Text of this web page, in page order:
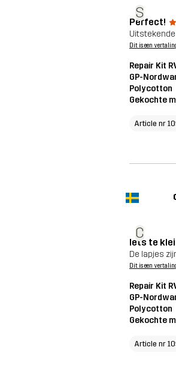
S
Perfect!
Dit is een
Repair Kit
GP-
Polycotton
Gekochte
Article nr
C
Iets te
De lapjes
Dit is een
Repair Kit
GP-
Polycotton
Gekochte
Article nr